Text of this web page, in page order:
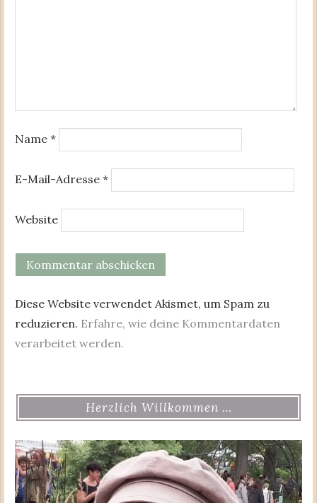
Name *
E-Mail-Adresse *
Website
Diese Website verwendet Akismet, um Spam zu
reduzieren. Erfahre, wie deine Kommentardaten
verarbeitet werden.
Herzlich Willkommen …